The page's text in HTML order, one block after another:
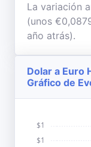
La variación
(unos
año atrás).
Dolar a Euro
Gráfico de